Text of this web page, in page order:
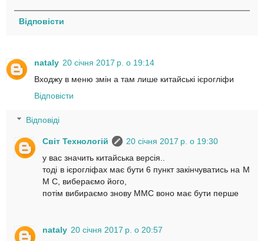
Відповісти
nataly 20 січня 2017 р. о 19:14
Входжу в меню змін а там лише китайські ієрогліфи
Відповісти
Відповіді
Світ Технологій
20 січня 2017 р. о 19:30
у вас значить китайська версія..
тоді в ієрогліфах має бути 6 пункт закінчуватись на М
М С, вибераємо його,
потім вибираємо знову ММС воно має бути перше
nataly 20 січня 2017 р. о 20:57